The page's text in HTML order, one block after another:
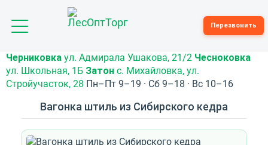
Toggle
Перезвонить
Черниковка ул. Адмирала Ушакова, 21/2 Чесноковка
ул. Школьная, 1Б Затон с. Михайловка, ул.
Стройучасток, 28 Пн–Пт 9–19 · Сб 9–18 · Вс 10–16
Вагонка штиль из Сибирского кедра